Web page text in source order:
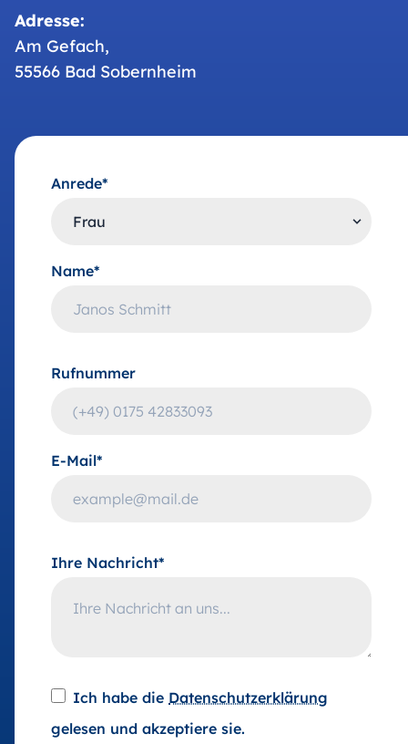
Adresse:
Am Gefach,
55566 Bad Sobernheim
Anrede*
Name*
Rufnummer
E-Mail*
Ihre Nachricht*
Ich habe die Datenschutzerklärung
gelesen und akzeptiere sie.